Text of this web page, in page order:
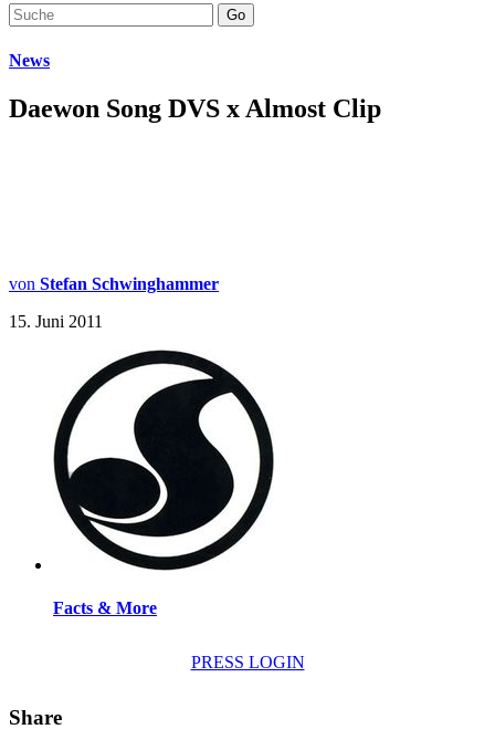
Go
News
Daewon Song DVS x Almost Clip
von Stefan Schwinghammer
15. Juni 2011
Facts & More
PRESS LOGIN
Share